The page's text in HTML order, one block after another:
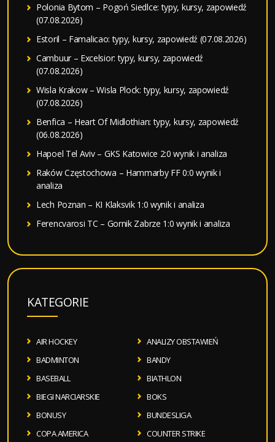
Polonia Bytom – Pogoń Siedlce: typy, kursy, zapowiedź
(07.08.2026)
Estoril – Famalicao: typy, kursy, zapowiedź (07.08.2026)
Cambuur – Excelsior: typy, kursy, zapowiedź
(07.08.2026)
Wisla Krakow – Wisla Plock: typy, kursy, zapowiedź
(07.08.2026)
Benfica – Heart Of Midlothian: typy, kursy, zapowiedź
(06.08.2026)
Hapoel Tel Aviv – GKS Katowice 2:0 wynik i analiza
Raków Częstochowa – Hammarby FF 0:0 wynik i
analiza
Lech Poznan – KI Klaksvik 1:0 wynik i analiza
Ferencvarosi TC – Gornik Zabrze 1:0 wynik i analiza
KATEGORIE
AIR HOCKEY
ANALIZY OBSTAWIEŃ
BADMINTON
BANDY
BASEBALL
BIATHLON
BIEGI NARCIARSKIE
BOKS
BONUSY
BUNDESLIGA
COPA AMERICA
COUNTER STRIKE